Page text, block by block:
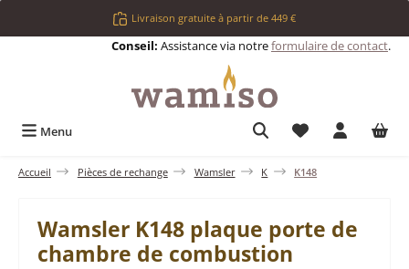
Passer au contenu principalLivraison gratuite à partir de 449 €
Conseil: Assistance via notreformulaire de contact.
Menu Vous avez 0
Accueil Pièces de rechange Wamsler K K148
Wamsler K148 plaque porte de
chambre de combustion